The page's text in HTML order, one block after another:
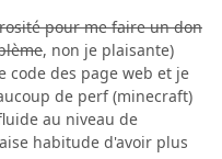
pour me faire un don
, non je plaisante)
code des page web et je
de perf (minecraft)
au niveau de
habitude d'avoir plus